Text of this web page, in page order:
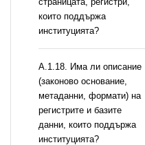
които поддържа
институцията?
А.1.18. Има ли описание
(законово основание,
метаданни, формати) на
регистрите и базите
данни, които поддържа
институцията?